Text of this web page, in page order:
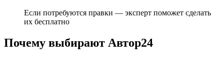
Если потребуются правки — эксперт поможет сделать
их бесплатно
Почему выбирают Автор24